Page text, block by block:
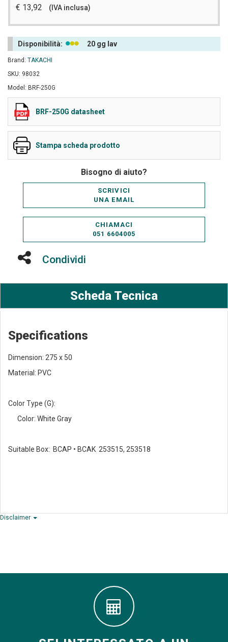
€ 13,92 (IVA inclusa)
Disponibilità: 20 gg lav
Brand: TAKACHI
SKU: 98032
Model: BRF-250G
BRF-250G datasheet
Stampa scheda prodotto
Bisogno di aiuto?
SCRIVICI
UNA EMAIL
CHIAMACI
051 6604005
Condividi
Scheda Tecnica
Specifications
Dimension: 275 x 50
Material: PVC
Color Type (G):
Color: White Gray
Suitable Box: BCAP • BCAK 253515, 253518
Disclaimer